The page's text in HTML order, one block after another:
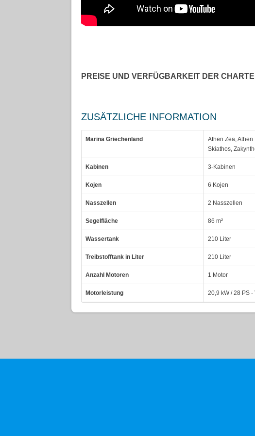
PREISE UND VERFÜGBARKEIT DER
ZUSÄTZLICHE INFORMATION
Marina Griechenland
Athen Zea,
Skiathos,
Kabinen 3-Kabinen
Kojen 6 Kojen
Nasszellen 2 Nasszellen
Segelfläche 86 m²
Wassertank 210 Liter
Treibstofftank in Liter 210 Liter
Anzahl Motoren 1 Motor
Motorleistung 20,9 kW / 28 PS